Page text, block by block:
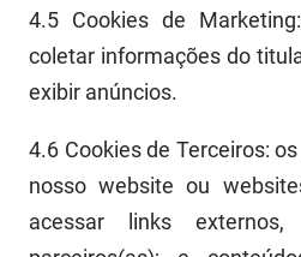
4.5 Cookies de Marketing:
coletar informações do
exibir anúncios.
4.6 Cookiesde Terceiros: o
nosso website ou
acessar links